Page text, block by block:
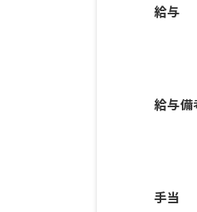
給与
給与備
手当